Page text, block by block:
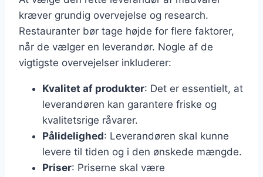
kræver grundig overvejelse og research.
Restauranter bør tage højde for flere faktorer,
når de vælger en leverandør. Nogle af de
vigtigste overvejelser inkluderer:
Kvalitet af produkter: Det er essentielt, at
leverandøren kan garantere friske og
kvalitetsrige råvarer.
Pålidelighed: Leverandøren skal kunne
levere til tiden og i den ønskede mængde.
Priser: Priserne skal være